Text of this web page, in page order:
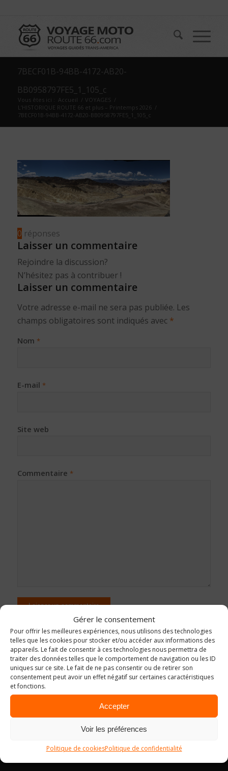
Gérer le consentement
Pour offrir les meilleures expériences, nous utilisons des technologies
telles que les cookies pour stocker et/ou accéder aux informations des
appareils. Le fait de consentir à ces technologies nous permettra de
traiter des données telles que le comportement de navigation ou les ID
uniques sur ce site. Le fait de ne pas consentir ou de retirer son
consentement peut avoir un effet négatif sur certaines caractéristiques
et fonctions.
Accepter
Voir les préférences
Politique de cookiesPolitique de confidentialité
7BECF01B-94BB-4172-AB20-
BB0958797FE5_1_105_c
Vous êtes ici : Accueil / VOYAGES /
L’HISTORIQUE ROUTE 66 et plus – Printemps 2026 /
7BECF01B-94BB-4172-AB20-BB0958797FE5_1_105_c
0 réponses
Laisser un commentaire
Rejoindre la discussion?
N’hésitez pas à contribuer !
Laisser un commentaire
Votre adresse e-mail ne sera pas publiée. Les
champs obligatoires sont indiqués avec *
Nom *
E-mail *
Site web
Commentaire *